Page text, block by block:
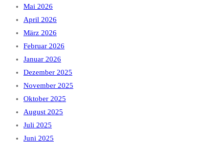
Mai 2026
April 2026
März 2026
Februar 2026
Januar 2026
Dezember 2025
November 2025
Oktober 2025
August 2025
Juli 2025
Juni 2025